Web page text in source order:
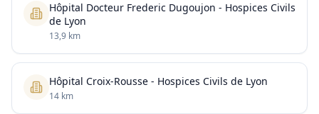
Hôpital Docteur Frederic Dugoujon - Hospices Civils
de Lyon
13,9 km
Hôpital Croix-Rousse - Hospices Civils de Lyon
14 km